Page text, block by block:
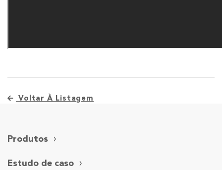
Voltar À Listagem
Produtos
Estudo de caso